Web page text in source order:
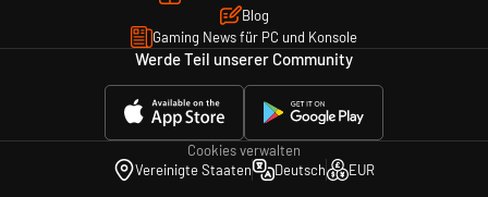
Blog
Gaming News für PC und Konsole
Werde Teil unserer Community
Cookies verwalten
Vereinigte Staaten
Deutsch EUR